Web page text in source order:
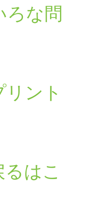
ろな問
ント
はこ